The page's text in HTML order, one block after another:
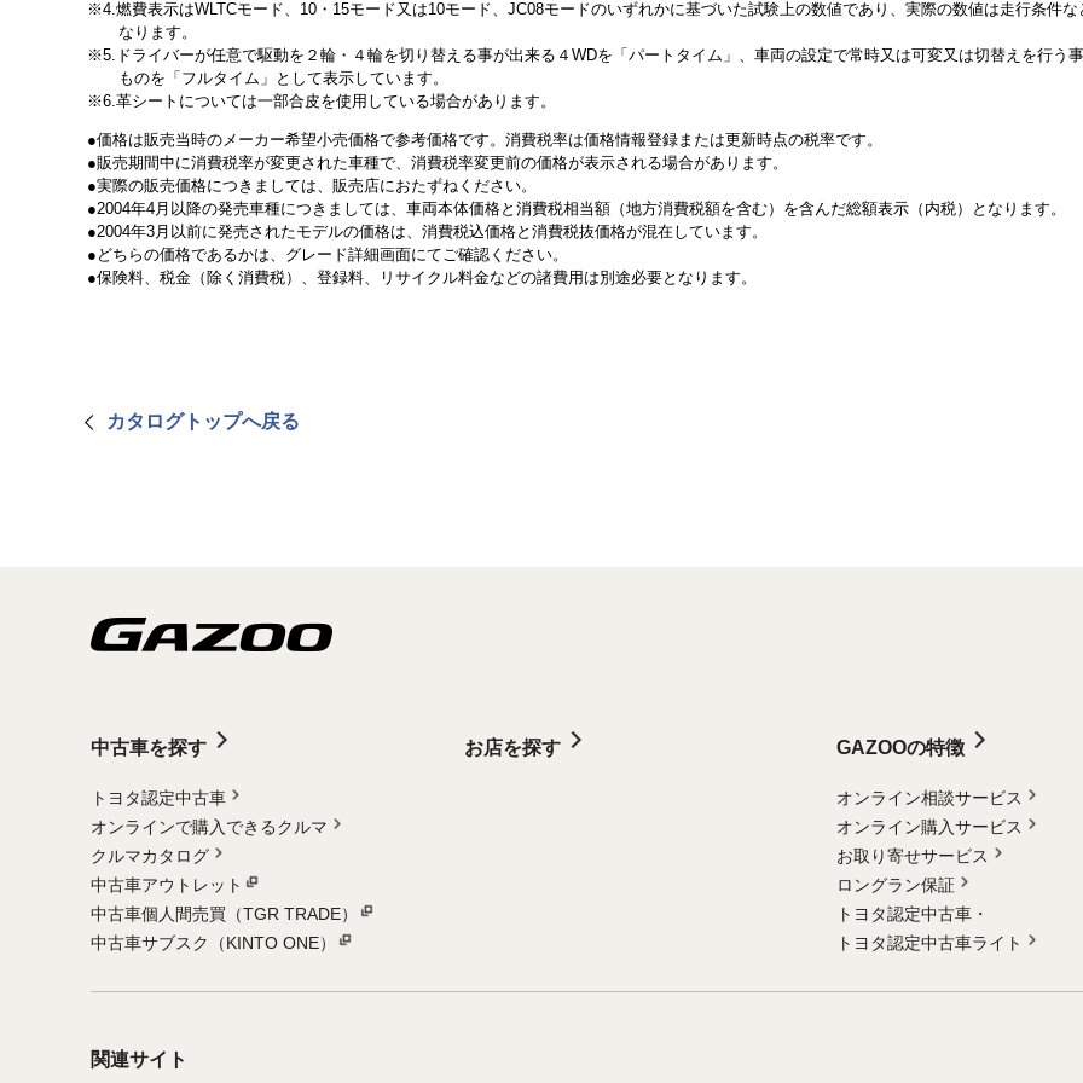
4.燃費表示はWLTCモード、10・15モード又は10モード、JC08モードのいずれかに基づいた試験上の数値であり、実際の数値は走行条件な
なります。
5.ドライバーが任意で駆動を２輪・４輪を切り替える事が出来る４WDを「パートタイム」、車両の設定で常時又は可変又は切替えを行う
ものを「フルタイム」として表示しています。
6.革シートについては一部合皮を使用している場合があります。
価格は販売当時のメーカー希望小売価格で参考価格です。消費税率は価格情報登録または更新時点の税率です。
販売期間中に消費税率が変更された車種で、消費税率変更前の価格が表示される場合があります。
実際の販売価格につきましては、販売店におたずねください。
2004年4月以降の発売車種につきましては、車両本体価格と消費税相当額（地方消費税額を含む）を含んだ総額表示（内税）となります。
2004年3月以前に発売されたモデルの価格は、消費税込価格と消費税抜価格が混在しています。
どちらの価格であるかは、グレード詳細画面にてご確認ください。
保険料、税金（除く消費税）、登録料、リサイクル料金などの諸費用は別途必要となります。
カタログトップへ戻る
中古車を探す
トヨタ認定中古車
オンラインで購入できるクルマ
クルマカタログ
中古車アウトレット
中古車個人間売買（TGR TRADE）
中古車サブスク（KINTO ONE）
お店を探す GAZOOの特徴
オンライン相談サービス
オンライン購入サービス
お取り寄せサービス
ロングラン保証
トヨタ認定中古車・
トヨタ認定中古車ライト
関連サイト